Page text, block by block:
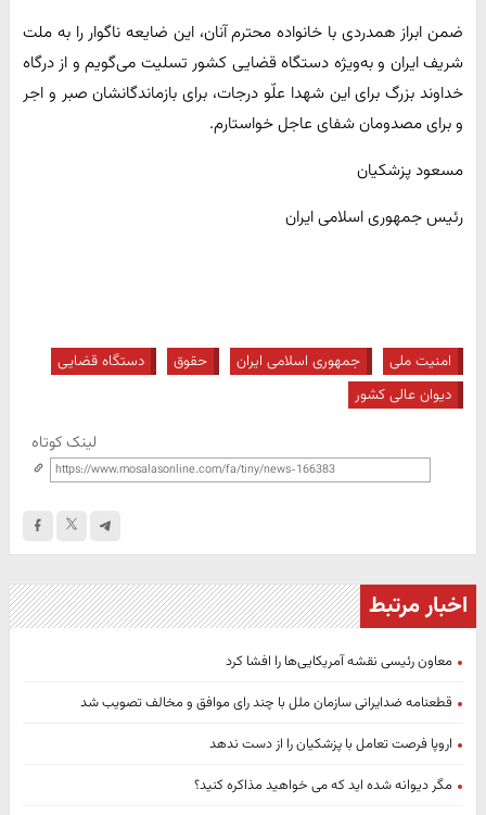
ضمن ابراز همدردی با خانواده محترم آنان، این ضایعه ناگوار را به ملت
شریف ایران و به‌ویژه دستگاه قضایی کشور تسلیت می‌گویم و از درگاه
خداوند بزرگ برای این شهدا علّو درجات، برای بازماندگانشان صبر و اجر
و برای مصدومان شفای عاجل خواستارم.
مسعود پزشکیان
رئیس جمهوری اسلامی ایران
امنیت ملی جمهوری اسلامی ایران حقوق
دستگاه قضایی
دیوان عالی کشور
لینک کوتاه
اخبار مرتبط
معاون رئیسی نقشه آمریکایی‌ها را افشا کرد
قطعنامه ضدایرانی سازمان ملل با چند رای موافق و مخالف تصویب شد
اروپا فرصت تعامل با پزشکیان را از دست ندهد
مگر دیوانه شده اید که می خواهید مذاکره کنید؟